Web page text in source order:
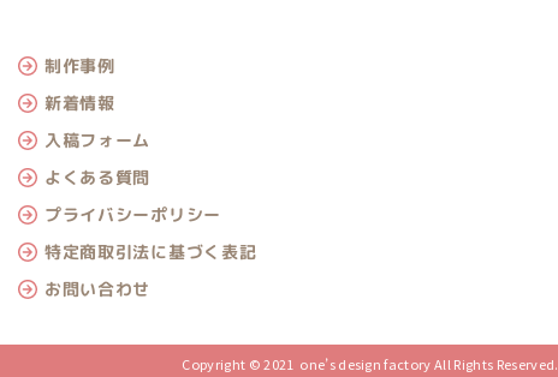
制作事例
新着情報
入稿フォーム
よくある質問
プライバシーポリシー
特定商取引法に基づく表記
お問い合わせ
Copyright © 2021 one’s design factory All Rights Reserved.